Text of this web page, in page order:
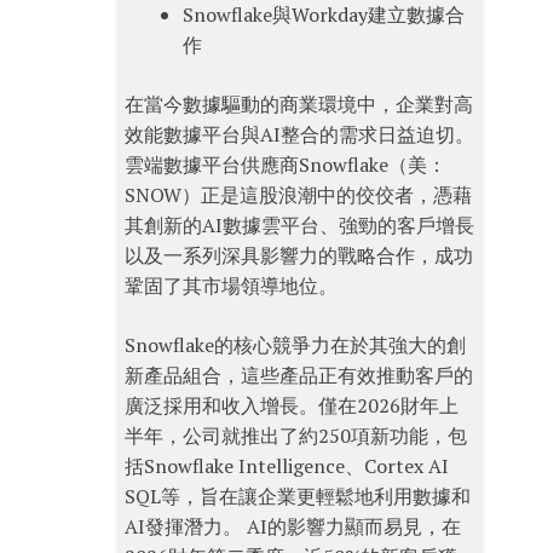
Snowflake與Workday建立數據合
作
在當今數據驅動的商業環境中，企業對高
效能數據平台與AI整合的需求日益迫切。
雲端數據平台供應商Snowflake（美：
SNOW）正是這股浪潮中的佼佼者，憑藉
其創新的AI數據雲平台、強勁的客戶增長
以及一系列深具影響力的戰略合作，成功
鞏固了其市場領導地位。
Snowflake的核心競爭力在於其強大的創
新產品組合，這些產品正有效推動客戶的
廣泛採用和收入增長。僅在2026財年上
半年，公司就推出了約250項新功能，包
括Snowflake Intelligence、Cortex AI
SQL等，旨在讓企業更輕鬆地利用數據和
AI發揮潛力。 AI的影響力顯而易見，在